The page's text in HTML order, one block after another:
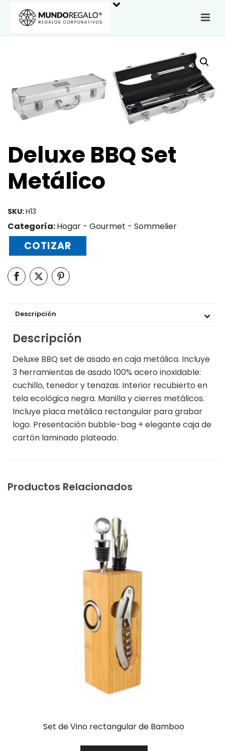
Deluxe BBQ Set
Metálico
SKU:H13
Categoría:Hogar - Gourmet - Sommelier
COTIZAR
Descripción
Descripción
Deluxe BBQ set de asado en caja metálica. Incluye
3 herramientas de asado 100% acero inoxidable:
cuchillo, tenedor y tenazas. Interior recubierto en
tela ecológica negra. Manilla y cierres metálicos.
Incluye placa metálica rectangular para grabar
logo. Presentación bubble-bag + elegante caja de
cartón laminado plateado.
Productos Relacionados
Set de Vino rectangular de Bamboo